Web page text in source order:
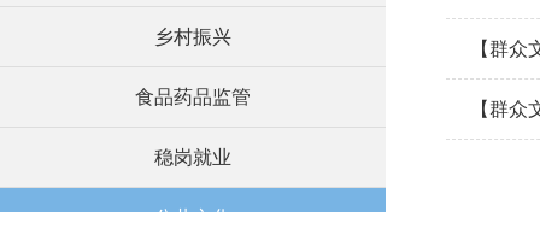
乡村振兴
食品药品监管
稳岗就业
公共文化
【群
【群